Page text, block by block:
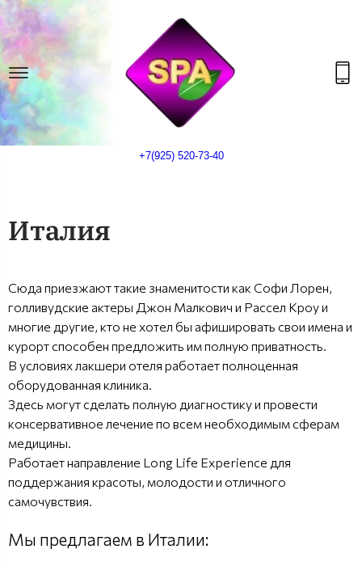
+7(925) 520-73-40
Италия
Сюда приезжают такие знаменитости как Софи Лорен,
голливудские актеры Джон Малкович и Рассел Кроу и
многие другие, кто не хотел бы афишировать свои имена и
курорт способен предложить им полную приватность.
В условиях лакшери отеля работает полноценная
оборудованная клиника.
Здесь могут сделать полную диагностику и провести
консервативное лечение по всем необходимым сферам
медицины.
Работает направление Long Life Experience для
поддержания красоты, молодости и отличного
самочувствия.
Мы предлагаем в Италии: